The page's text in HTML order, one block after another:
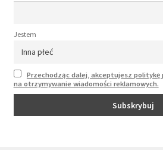
Jestem
Przechodząc dalej, akceptujesz politykę
na otrzymywanie wiadomości reklamowych.